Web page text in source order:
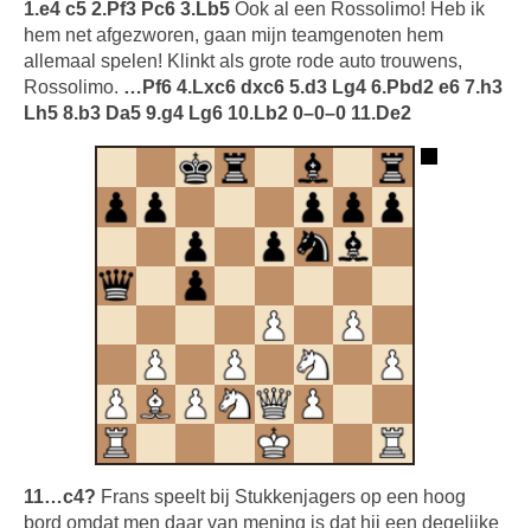
1.e4 c5 2.Pf3 Pc6 3.Lb5 Ook al een Rossolimo! Heb ik
hem net afgezworen, gaan mijn teamgenoten hem
allemaal spelen! Klinkt als grote rode auto trouwens,
Rossolimo. …Pf6 4.Lxc6 dxc6 5.d3 Lg4 6.Pbd2 e6 7.h3
Lh5 8.b3 Da5 9.g4 Lg6 10.Lb2 0–0–0 11.De2
11…c4? Frans speelt bij Stukkenjagers op een hoog
bord omdat men daar van mening is dat hij een degelijke